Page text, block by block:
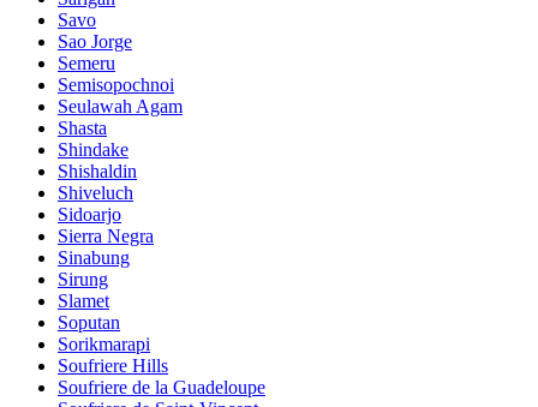
Savo
Sao Jorge
Semeru
Semisopochnoi
Seulawah Agam
Shasta
Shindake
Shishaldin
Shiveluch
Sidoarjo
Sierra Negra
Sinabung
Sirung
Slamet
Soputan
Sorikmarapi
Soufriere Hills
Soufriere de la Guadeloupe